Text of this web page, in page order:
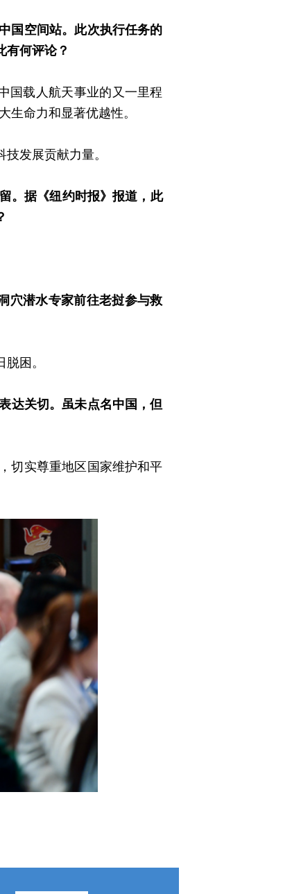
国空间站。此次执行任务的
有何评论？
国载人航天事业的又一里程
生命力和显著优越性。
发展贡献力量。
。据《纽约时报》报道，此
穴潜水专家前往老挝参与救
困。
达关切。虽未点名中国，但
切实尊重地区国家维护和平